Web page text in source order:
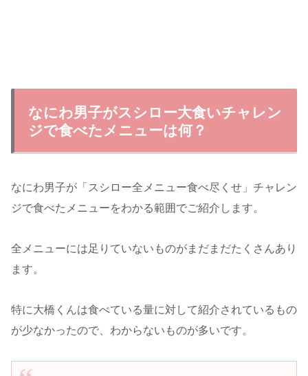
なにわ男子がスシロー大食いチャレン
ジで食べたメニューは何？
なにわ男子が「スシロー全メニュー食べ尽くせ」チャレン
ジで食べたメニューをわかる範囲でご紹介します。
全メニューには足りていないものがまだまだたくさんあり
ます。
特に大橋くんは食べている量に対して紹介されているもの
が少なかったので、わからないものが多いです。